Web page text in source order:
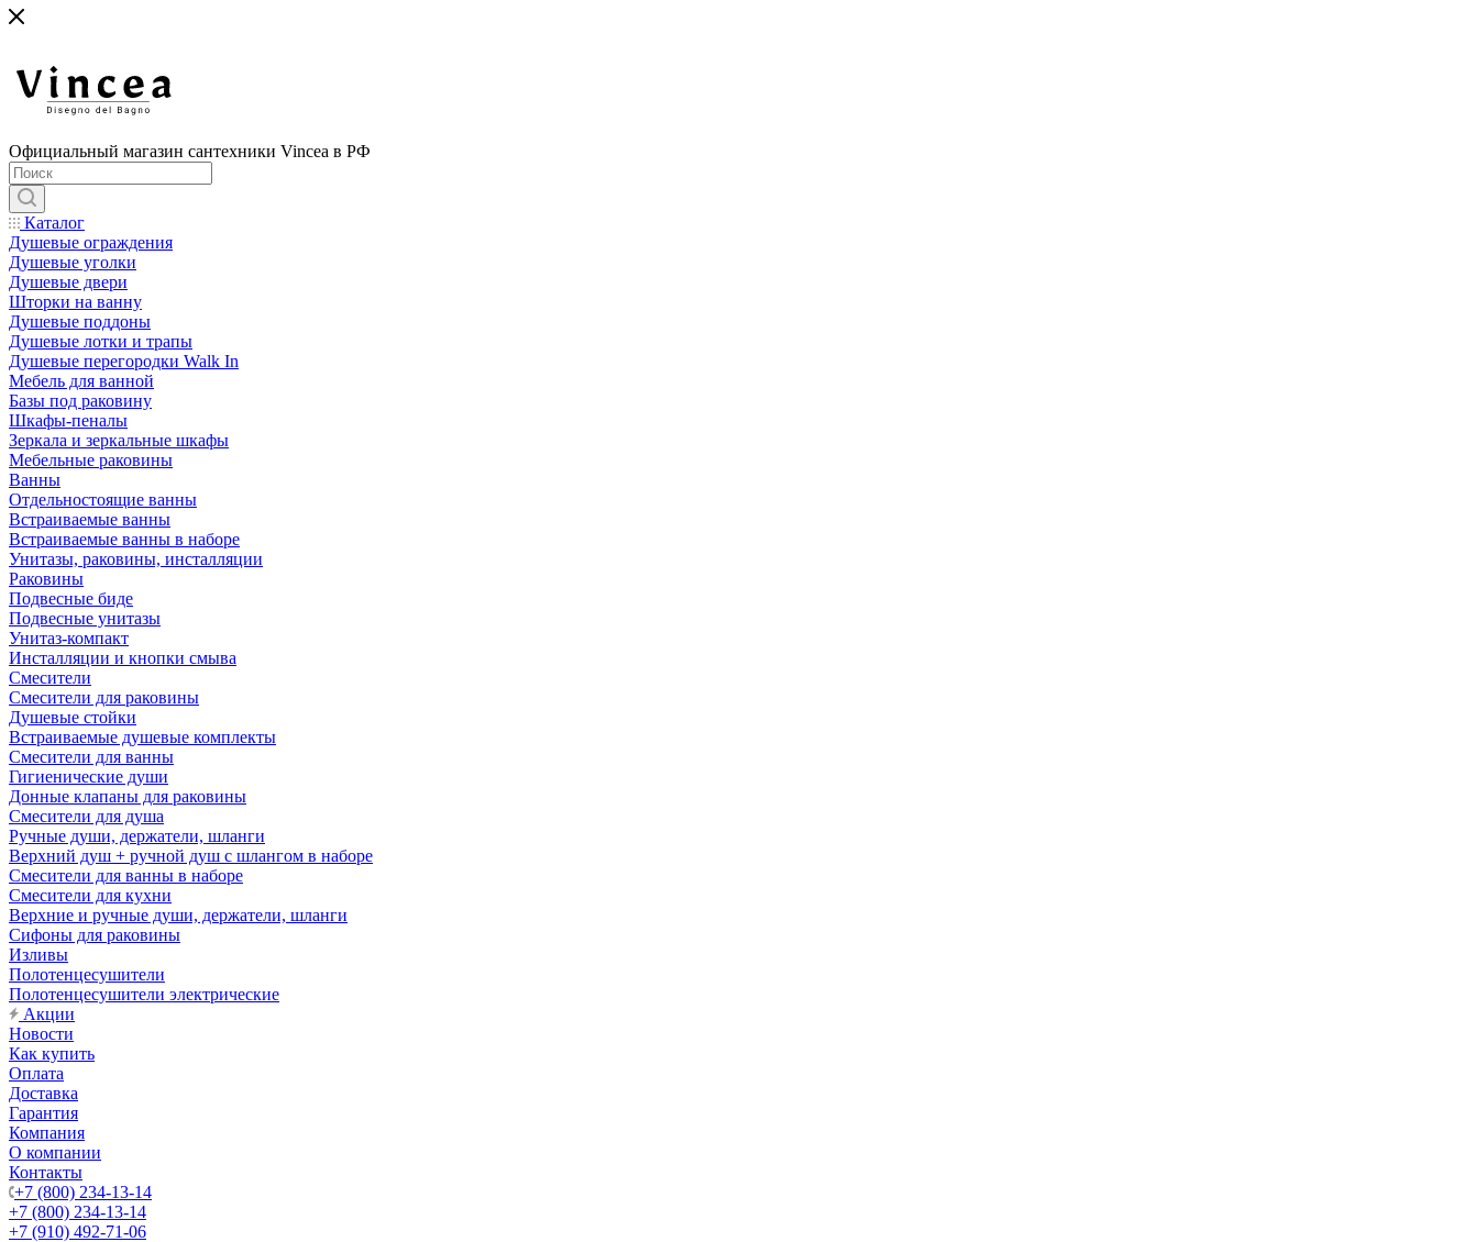
Официальный магазин сантехники Vincea в РФ
Каталог
Душевые ограждения
Душевые уголки
Душевые двери
Шторки на ванну
Душевые поддоны
Душевые лотки и трапы
Душевые перегородки Walk In
Мебель для ванной
Базы под раковину
Шкафы-пеналы
Зеркала и зеркальные шкафы
Мебельные раковины
Ванны
Отдельностоящие ванны
Встраиваемые ванны
Встраиваемые ванны в наборе
Унитазы, раковины, инсталляции
Раковины
Подвесные биде
Подвесные унитазы
Унитаз-компакт
Инсталляции и кнопки смыва
Смесители
Смесители для раковины
Душевые стойки
Встраиваемые душевые комплекты
Смесители для ванны
Гигиенические души
Донные клапаны для раковины
Смесители для душа
Ручные души, держатели, шланги
Верхний душ + ручной душ с шлангом в наборе
Смесители для ванны в наборе
Смесители для кухни
Верхние и ручные души, держатели, шланги
Сифоны для раковины
Изливы
Полотенцесушители
Полотенцесушители электрические
Акции
Новости
Как купить
Оплата
Доставка
Гарантия
Компания
О компании
Контакты
+7 (800) 234-13-14
+7 (800) 234-13-14
+7 (910) 492-71-06